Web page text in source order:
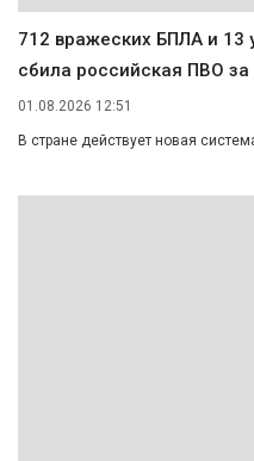
712 вражеских БПЛА и 13
сбила российская ПВО за
01.08.2026 12:51
В стране действует новая